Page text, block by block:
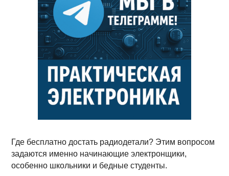
Где бесплатно достать радиодетали? Этим вопросом
задаются именно начинающие электронщики,
особенно школьники и бедные студенты.